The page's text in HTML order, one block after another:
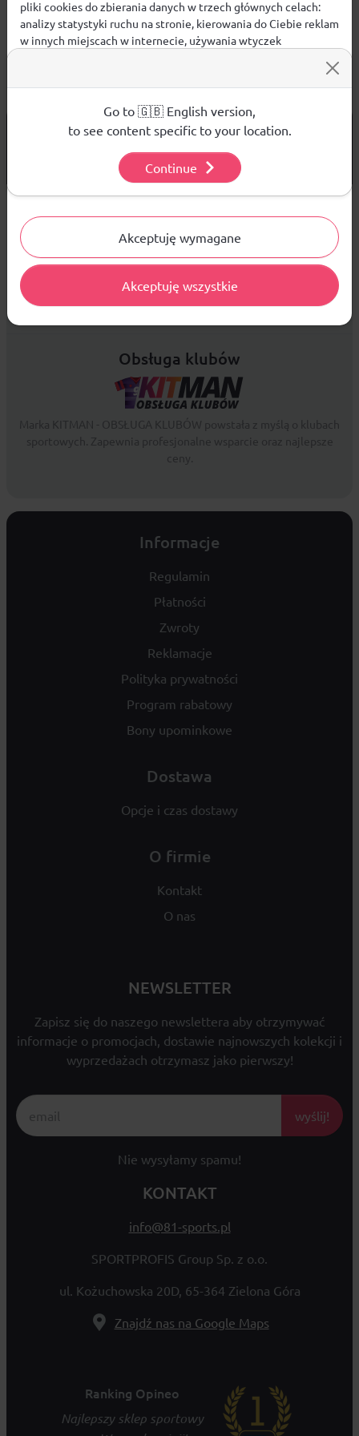
DARMOWA WYSYŁKAod 299 PLN
14 DNINA ZWROT TOWARU
Sprzedaż hurtowa
Platforma B2B zapewnia profesjonalną obsługę biznesową i
Obsługa klubów
Informacje
Regulamin
Płatności
Zwroty
Reklamacje
Polityka prywatności
Program rabatowy
Bony upominkowe
Dostawa
Opcje i czas dostawy
O firmie
Kontakt
O nas
NEWSLETTER
Zapisz się do naszego newslettera aby otrzymywać
informacje o promocjach, dostawie najnowszych kolekcji i
wyprzedażach otrzymasz jako pierwszy!
wyślij!
Nie wysyłamy spamu!
KONTAKT
info@81-sports.pl
SPORTPROFIS Group Sp. z o.o.
ul. Kożuchowska 20D, 65-364 Zielona Góra
Znajdź nas na Google Maps
Ranking Opineo
Najlepszy sklep sportowy
pliki cookies do zbierania danych w trzech głównych celach:
analizy statystyki ruchu na stronie, kierowania do Ciebie reklam
w innych miejscach w internecie, używania wtyczek
używanych plików cookies.
Aby dowiedzieć się więcej o plikach cookie i tym, jak
wykorzystujemy Twoje dane, odwiedź naszą Polityką
Akceptuję wymagane
Akceptuję wszystkie
Go to 🇬🇧 English version,
to see content specific to your location.
Continue